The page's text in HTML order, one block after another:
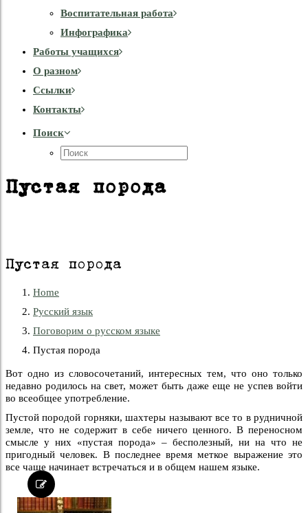
Воспитательная работа
Инфографика
Работы учащихся
О разном
Cсылки
Контакты
Поиск
Пустая порода
Пустая порода
Home
Русский язык
Поговорим о русском языке
Пустая порода
Вот одно из словосочетаний, интересных тем, что оно только
недавно родилось на свет, может быть даже еще не успев войти
во всеобщее употребление.
Пустой породой горняки, шахтеры называют все то в руд­ничной
земле, что не содержит в себе ничего ценного. В пе­реносном
смысле у них «пустая порода» – бесполезный, ни на что не
пригодный человек. В последнее время меткое вы­ражение это
все чаще начинает встречаться и в общем нашем языке.